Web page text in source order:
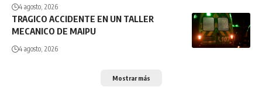
4 agosto, 2026
TRAGICO ACCIDENTE EN UN TALLER
MECANICO DE MAIPU
4 agosto, 2026
Mostrar más